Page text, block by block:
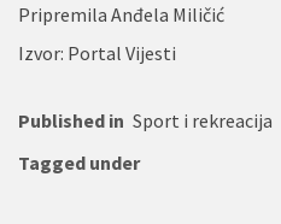
Pripremila Anđela Miličić
Izvor: Portal Vijesti
Published in Sport i rekreacija
Tagged under